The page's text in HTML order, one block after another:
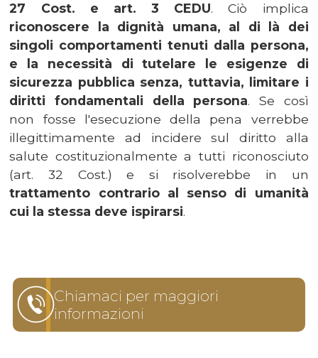
27 Cost. e art. 3 CEDU. Ciò implica
riconoscere la dignità umana, al di là dei
singoli comportamenti tenuti dalla persona,
e la necessità di tutelare le esigenze di
sicurezza pubblica senza, tuttavia, limitare i
diritti fondamentali della persona. Se così
non fosse l'esecuzione della pena verrebbe
illegittimamente ad incidere sul diritto alla
salute costituzionalmente a tutti riconosciuto
(art. 32 Cost.) e si risolverebbe in un
trattamento contrario al senso di umanità
cui la stessa deve ispirarsi.
Chiamaci per maggiori
informazioni